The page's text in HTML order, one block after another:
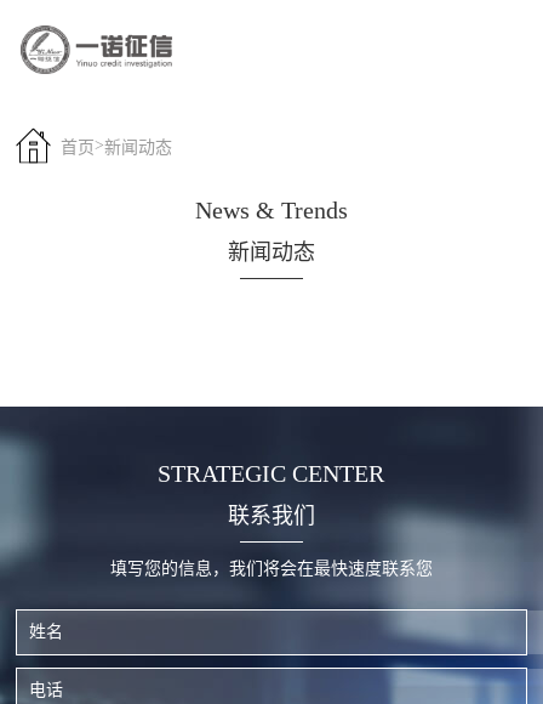
首页 >新闻动态
News & Trends
新闻动态
STRATEGIC CENTER
联系我们
填写您的信息，我们将会在最快速度联系您